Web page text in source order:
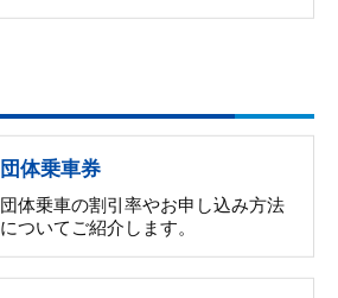
団体乗車券
団体乗車の割引率やお申し込み方法
についてご紹介します。